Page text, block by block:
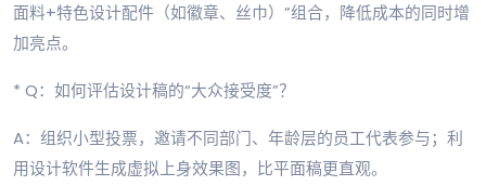
面料+特色设计配件（如徽章、丝巾）”组合，降低成本的同时增
加亮点。
* Q：如何评估设计稿的“大众接受度”？
A：组织小型投票，邀请不同部门、年龄层的员工代表参与；利
用设计软件生成虚拟上身效果图，比平面稿更直观。